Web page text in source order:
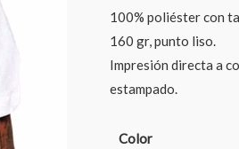
100% poliéster con
160 gr, punto liso.
Impresión directa a
estampado.
Color